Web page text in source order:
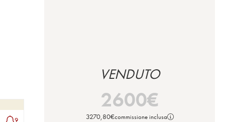
9
VENDUTO
2600€
3270,80€commissione inclusa